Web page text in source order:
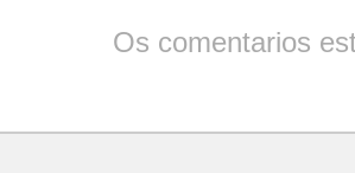
Os comentarios